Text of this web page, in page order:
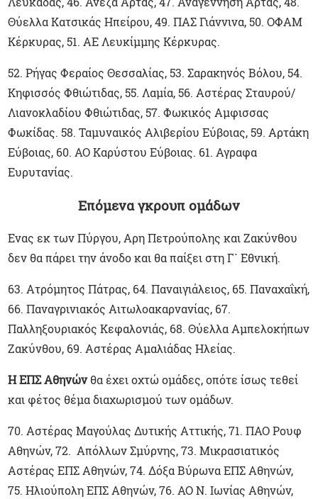
Θύελλα Κατσικάς Ηπείρου, 49. ΠΑΣ Γιάννινα, 50. ΟΦΑΜ
Κέρκυρας, 51. ΑΕ Λευκίμμης Κέρκυρας.
52. Ρήγας Φεραίος Θεσσαλίας, 53. Σαρακηνός Βόλου, 54.
Κηφισσός Φθιώτιδας, 55. Λαμία, 56. Αστέρας Σταυρού/
Λιανοκλαδίου Φθιώτιδας, 57. Φωκικός Αμφισσας
Φωκίδας. 58. Ταμυναικός Αλιβερίου Εύβοιας, 59. Αρτάκη
Εύβοιας, 60. ΑΟ Καρύστου Εύβοιας. 61. Αγραφα
Ευρυτανίας.
Επόμενα γκρουπ ομάδων
Ενας εκ των Πύργου, Αρη Πετρούπολης και Ζακύνθου
δεν θα πάρει την άνοδο και θα παίξει στη Γ` Εθνική.
63. Ατρόμητος Πάτρας, 64. Παναιγιάλειος, 65. Παναχαΐκή,
66. Παναγρινιακός Αιτωλοακαρνανίας, 67.
Παλληξουριακός Κεφαλονιάς, 68. Θύελλα Αμπελοκήπων
Ζακύνθου, 69. Αστέρας Αμαλιάδας Ηλείας.
Η ΕΠΣ Αθηνώνθα έχει οχτώ ομάδες, οπότε ίσως τεθεί
και φέτος θέμα διαχωρισμού των ομάδων.
70. Αστέρας Μαγούλας Δυτικής Αττικής, 71. ΠΑΟ Ρουφ
Αθηνών, 72. Απόλλων Σμύρνης, 73. Μικρασιατικός
Αστέρας ΕΠΣ Αθηνών, 74. Δόξα Βύρωνα ΕΠΣ Αθηνών,
75. Ηλιούπολη ΕΠΣ Αθηνών, 76. ΑΟ Ν. Ιωνίας Αθηνών,